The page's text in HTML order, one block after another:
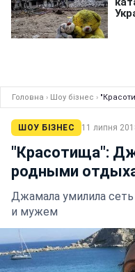
Головна › Шоу бізнес ›
ШОУ БІЗНЕС 11 липня
"Красотища":
родными
Джамала умилила
и мужем